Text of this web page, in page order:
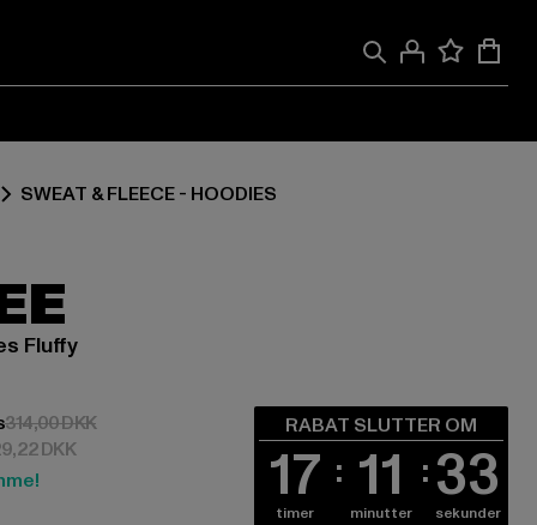
SWEAT & FLEECE - HOODIES
Fluffy
DKK
314,00 DKKKampagnepris: 314,00 DKK
DKK
RABAT SLUTTER OM
17
timer 11
minutter 33
sekunder